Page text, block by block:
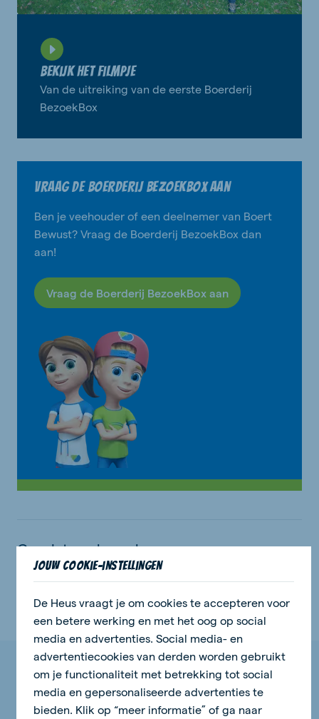
Jouw cookie-instellingen
De Heus vraagt je om cookies te accepteren voor
een betere werking en met het oog op social
media en advertenties. Social media- en
advertentiecookies van derden worden gebruikt
om je functionaliteit met betrekking tot social
media en gepersonaliseerde advertenties te
bieden. Klik op “meer informatie” of ga naar
Bekijk het filmpje
Van de uitreiking van de eerste Boerderij
BezoekBox
Vraag de Boerderij BezoekBox aan
Ben je veehouder of een deelnemer van Boert
Bewust? Vraag de Boerderij BezoekBox dan
aan!
Vraag de Boerderij BezoekBox aan
Gerelateerde onderwerpen:
Nieuws
Bekijk onze laatste acties en
nieuwsberichten